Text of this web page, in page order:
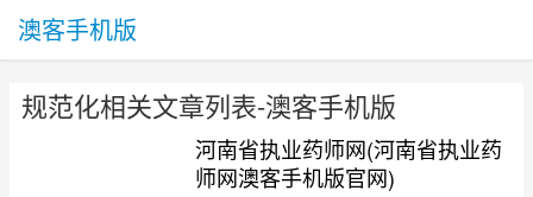
澳客手机版
规范化相关文章列表-澳客手机版
河南省执业药师网(河南省执业药
师网澳客手机版官网)